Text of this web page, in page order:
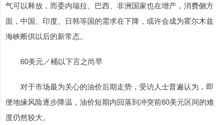
气可以释放，而委内瑞拉、巴西、非洲国家也在增产，消费侧方
面，中国、印度、日韩等国的需求在下降，或许会成为霍尔木兹
海峡断供以后的新常态。
60美元／桶以下言之尚早
对于市场最为关心的油价后期走势，受访人士普遍认为，即
便地缘风险逐步降温，油价短期内回落到冲突前60美元区间的难
度仍然较大。